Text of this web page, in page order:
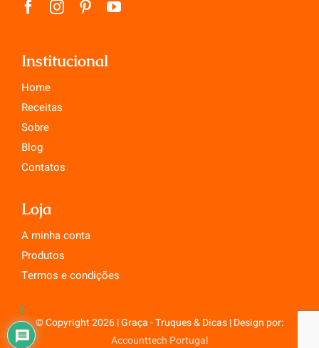
Institucional
Home
Receitas
Sobre
Blog
Contatos
Loja
A minha conta
Produtos
Termos e condições
© Copyright 2026 | Graça - Truques & Dicas | Design por:
Accounttech Portugal
1